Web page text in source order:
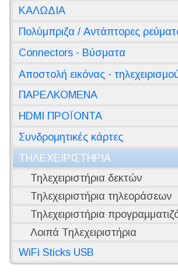
ΚΑΛΩΔΙΑ
Πολύμπριζα / Αντάπτορες
Connectors - Βύσματα
Αποστολή εικόνας -
ΠΑΡΕΛΚΟΜΕΝΑ
HDMI ΠΡΟΪΟΝΤΑ
Συνδρομητικές κάρτες
ΤΗΛΕΧΕΙΡΙΣΤΗΡΙΑ
Τηλεχειριστήρια δεκτών
Τηλεχειριστήρια τηλεοράσεων
Τηλεχειριστήρια
Λοιπά Τηλεχειριστήρια
WiFi Sticks USB